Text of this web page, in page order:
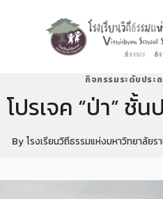
กิจกรรมระดับประ
โปรเจค “ป่า” ชั้
By โรงเรียนวิถีธรรมแห่งมหาวิทยาลัย